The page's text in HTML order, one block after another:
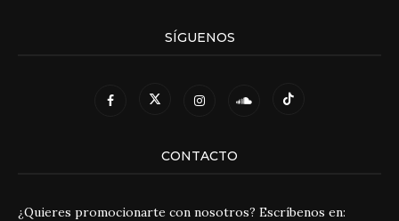
SÍGUENOS
CONTACTO
¿Quieres promocionarte con nosotros? Escríbenos en: